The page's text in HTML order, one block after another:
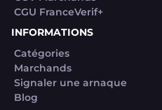
CGU FranceVerif+
INFORMATIONS
Catégories
Marchands
Signaler une arnaque
Blog